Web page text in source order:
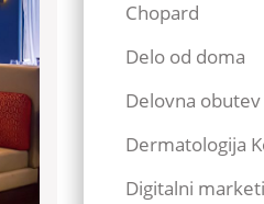
Chopard
Delo od doma
Delovna obutev
Dermatologija
Digitalni